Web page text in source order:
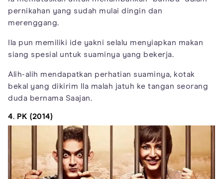
pernikahan yang sudah mulai dingin dan
merenggang.
Ila pun memiliki ide yakni selalu menyiapkan makan
siang spesial untuk suaminya yang bekerja.
Alih-alih mendapatkan perhatian suaminya, kotak
bekal yang dikirim Ila malah jatuh ke tangan seorang
duda bernama Saajan.
4. PK (2014)